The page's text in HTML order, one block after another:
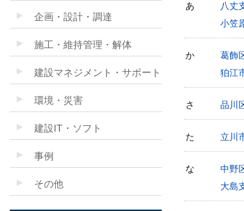
あ 八丈
小笠
か 葛飾
狛江
さ 品川
た 立川
な 中野
大島
企画・設計・調達
施工・維持管理・解体
建設マネジメント・サポート
環境・災害
建設IT・ソフト
事例
その他